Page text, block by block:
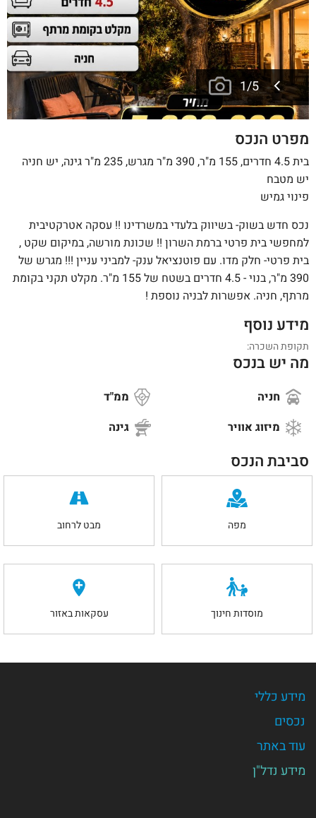
1/5
מפרט הנכס
בית 4.5 חדרים, 155 מ"ר, 390 מ"ר מגרש, 235 מ"ר גינה, יש חניה
יש מטבח
פינוי גמיש
נכס חדש בשוק- בשיווק בלעדי במשרדינו !! עסקה אטרקטיבית
למחפשי בית פרטי ברמת השרון !! שכונת מורשה, במיקום שקט ,
בית פרטי- חלק מדו. עם פוטנציאל ענק- למביני עניין !!! מגרש של
390 מ"ר, בנוי - 4.5 חדרים בשטח של 155 מ"ר. מקלט תקני בקומת
מרתף, חניה. אפשרות לבניה נוספת !
מידע נוסף
תקופת השכרה:
מה יש בנכס
חניה
ממ"ד
מיזוג אוויר
גינה
סביבת הנכס
מפה מבט לרחוב
מוסדות חינוך עסקאות באזור
מידע כללי
נכסים
עוד באתר
מידע נדל"ן